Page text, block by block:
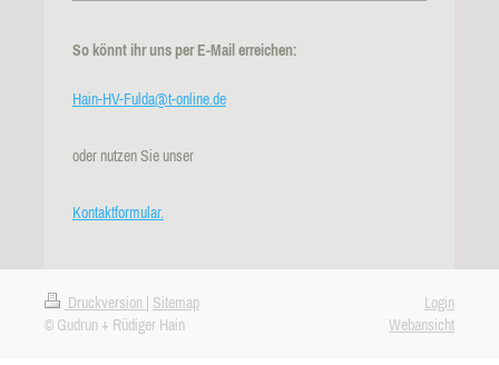
So könnt ihr uns per E-Mail erreichen:
Hain-HV-Fulda@t-online.de
oder nutzen Sie unser
Kontaktformular.
Druckversion | Sitemap
© Gudrun + Rüdiger Hain
Login
Webansicht